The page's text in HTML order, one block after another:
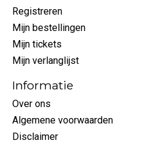
Registreren
Mijn bestellingen
Mijn tickets
Mijn verlanglijst
Informatie
Over ons
Algemene voorwaarden
Disclaimer